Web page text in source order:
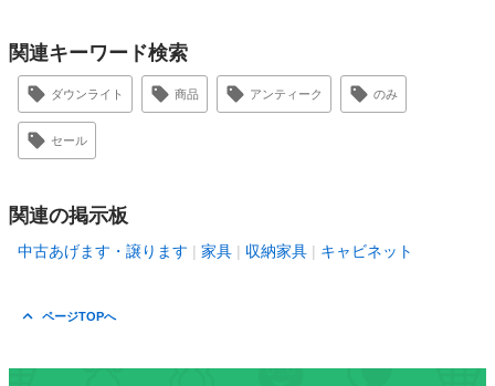
関連キーワード検索
ダウンライト 商品 アンティーク のみ
セール
関連の掲示板
中古あげます・譲ります 家具 収納家具 キャビネット
ページTOPへ